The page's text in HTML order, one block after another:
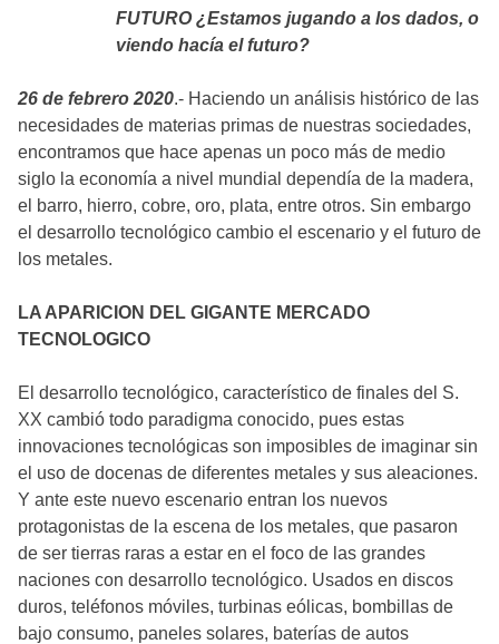
FUTURO ¿Estamos jugando a los dados, o
viendo hacía el futuro?
26 de febrero 2020.- Haciendo un análisis histórico de las
necesidades de materias primas de nuestras sociedades,
encontramos que hace apenas un poco más de medio
siglo la economía a nivel mundial dependía de la madera,
el barro, hierro, cobre, oro, plata, entre otros. Sin embargo
el desarrollo tecnológico cambio el escenario y el futuro de
los metales.
LA APARICION DEL GIGANTE MERCADO
TECNOLOGICO
El desarrollo tecnológico, característico de finales del S.
XX cambió todo paradigma conocido, pues estas
innovaciones tecnológicas son imposibles de imaginar sin
el uso de docenas de diferentes metales y sus aleaciones.
Y ante este nuevo escenario entran los nuevos
protagonistas de la escena de los metales, que pasaron
de ser tierras raras a estar en el foco de las grandes
naciones con desarrollo tecnológico. Usados en discos
duros, teléfonos móviles, turbinas eólicas, bombillas de
bajo consumo, paneles solares, baterías de autos